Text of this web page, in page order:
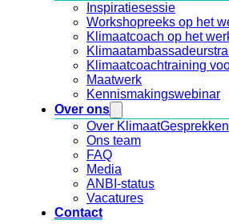
Inspiratiesessie
Workshopreeks op het
Klimaatcoach op het
Klimaatcoachtraining
Maatwerk
Kennismakingswebinar
Over ons
Over KlimaatGesprekken
Ons team
FAQ
Media
ANBI-status
Vacatures
Contact